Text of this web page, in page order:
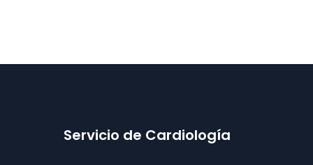
Servicio de Cardiología